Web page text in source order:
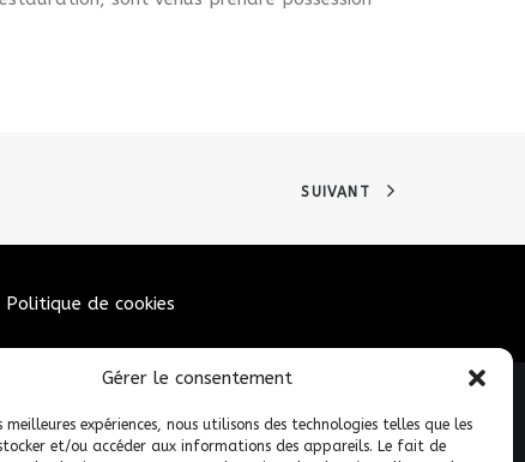
Gérer le consentement
expériences, nous utilisons des technologies telles que les
et/ou accéder aux informations des appareils. Le fait de
SUIVANT
Politique de cookies